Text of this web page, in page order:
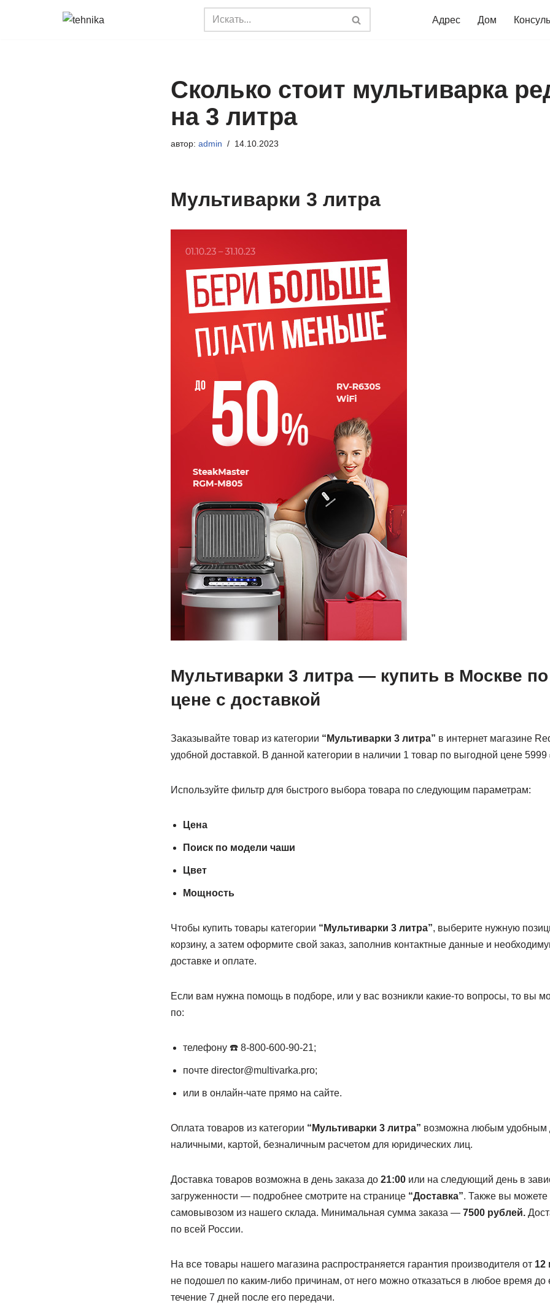
Адрес Дом
Сколько стоит мультиварка
на 3 литра
автор: admin 14.10.2023
Мультиварки 3 литра
Мультиварки 3 литра— купить в Москве
цене с доставкой
Заказывайте товар из категории “Мультиварки 3 литра” в интернет магазине
удобной доставкой. В данной категории в наличии 1 товар по выгодной цене 5999
Используйте фильтр для быстрого выбора товара по следующим параметрам:
Цена
Поиск по модели чаши
Цвет
Мощность
Чтобы купить товары категории “Мультиварки 3 литра”, выберите нужную
корзину, а затем оформите свой заказ, заполнив контактные данные и
доставке и оплате.
Если вам нужна помощь в подборе, или у вас возникли какие-то вопросы, то вы
по:
телефону ☎️ 8-800-600-90-21;
почте director@multivarka.pro;
или в онлайн-чате прямо на сайте.
Оплата товаров из категории “Мультиварки 3 литра” возможна любым удобным
наличными, картой, безналичным расчетом для юридических лиц.
Доставка товаров возможна в день заказа до 21:00или на следующий день в
загруженности — подробнее смотрите на странице “Доставка”. Также вы можете
самовывозом из нашего склада. Минимальная сумма заказа — 7500 рублей.
по всей России.
На все товары нашего магазина распространяется гарантия производителя от 12
не подошел по каким-либо причинам, от него можно отказаться в любое время до
течение 7 дней после его передачи.